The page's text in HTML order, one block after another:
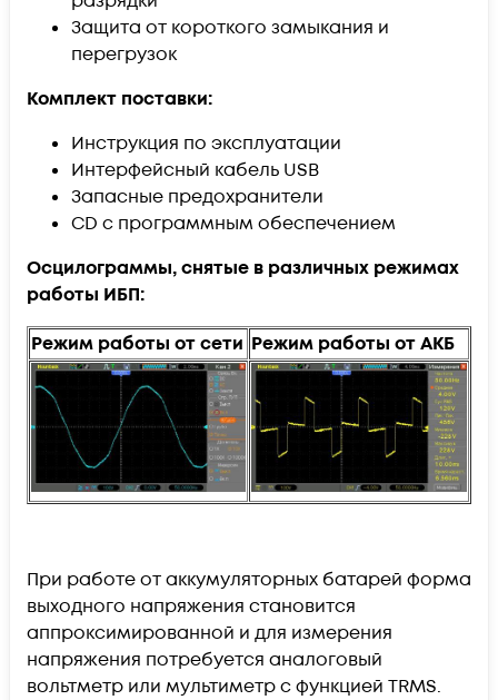
Защита от короткого замыкания и
перегрузок
Комплект поставки:
Инструкция по эксплуатации
Интерфейсный кабель USB
Запасные предохранители
CD с программным обеспечением
Осцилограммы, снятые в различных режимах
работы ИБП:
Режим работы от сети Режим работы от АКБ
При работе от аккумуляторных батарей форма
выходного напряжения становится
аппроксимированной и для измерения
напряжения потребуется аналоговый
вольтметр или мультиметр с функцией TRMS.